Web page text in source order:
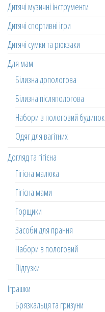
Дитячі музичні інструменти
Дитячі спортивні ігри
Дитячі сумки та рюкзаки
Для мам
Білизна допологова
Білизна післяпологова
Набори в пологовий будинок
Одяг для вагітних
Догляд та гігієна
Гігієна малюка
Гігієна мами
Горщики
Засоби для прання
Набори в пологовий
Підгузки
Іграшки
Брязкальця та гризуни